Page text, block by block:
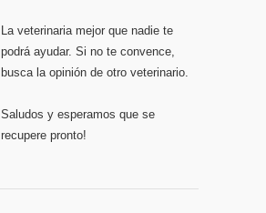
La veterinaria mejor que nadie te
podrá ayudar. Si no te convence,
busca la opinión de otro veterinario.
Saludos y esperamos que se
recupere pronto!